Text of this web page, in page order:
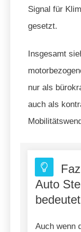
Signal für
gesetzt.
Insgesamt
nur als
auch als
Auto
bedeutet
Auch wenn